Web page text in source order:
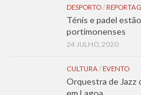
DESPORTO/
Ténis e padel
portimonenses
24 JULHO, 2020
CULTURA/ EVENTO
Orquestra de Jazz
em Lagoa